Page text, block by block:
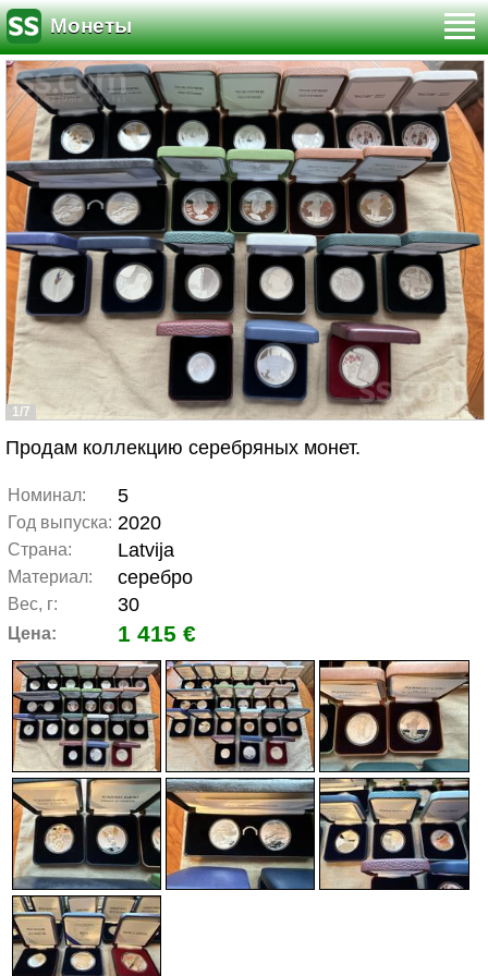
Монеты
1/7
Продам коллекцию серебряных монет.
Номинал: 5
Год выпуска: 2020
Страна: Latvija
Материал: серебро
Вес, г: 30
Цена: 1 415 €